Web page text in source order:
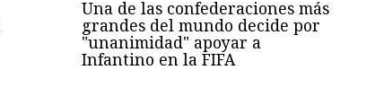
Una de las confederaciones más
grandes del mundo decide por
"unanimidad" apoyar a
Infantino en la FIFA